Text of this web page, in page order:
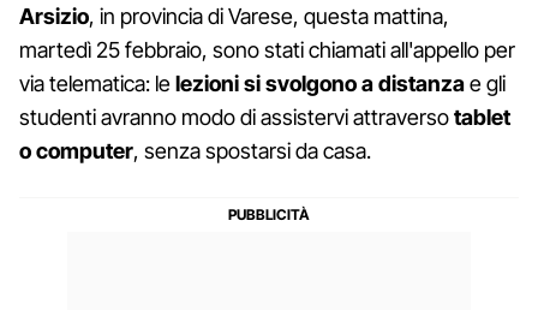
Arsizio, in provincia di Varese, questa mattina,
martedì 25 febbraio, sono stati chiamati all'appello per
via telematica: lelezioni si svolgono a distanzae gli
studenti avranno modo di assistervi attraversotablet
o computer, senza spostarsi da casa.